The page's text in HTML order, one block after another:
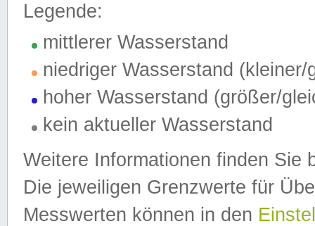
Legende:
mittlerer Wasserstand
niedriger Wasserstand (kleiner/
hoher Wasserstand (größer/
kein aktueller Wasserstand
Weitere Informationen finden Sie
Die jeweiligen Grenzwerte für
Messwerten können in den